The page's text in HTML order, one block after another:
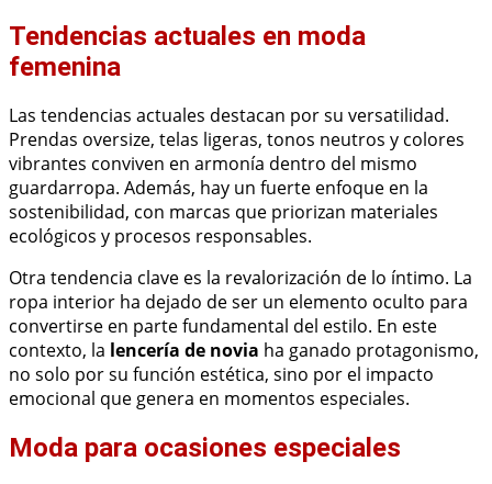
Tendencias actuales en moda
femenina
Las tendencias actuales destacan por su versatilidad.
Prendas oversize, telas ligeras, tonos neutros y colores
vibrantes conviven en armonía dentro del mismo
guardarropa. Además, hay un fuerte enfoque en la
sostenibilidad, con marcas que priorizan materiales
ecológicos y procesos responsables.
Otra tendencia clave es la revalorización de lo íntimo. La
ropa interior ha dejado de ser un elemento oculto para
convertirse en parte fundamental del estilo. En este
contexto, la lencería de novia ha ganado protagonismo,
no solo por su función estética, sino por el impacto
emocional que genera en momentos especiales.
Moda para ocasiones especiales